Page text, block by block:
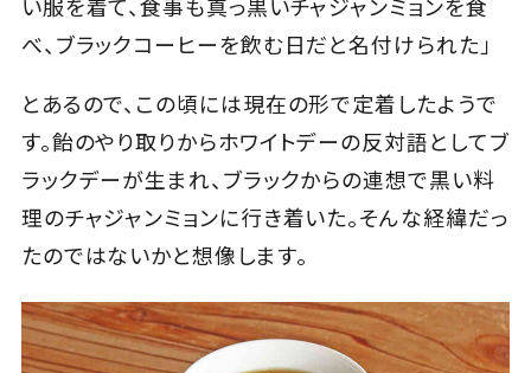
い服を着て、食事も真っ黒いチャジャンミョンを食
べ、ブラックコーヒーを飲む日だと名付けられた」
とあるので、この頃には現在の形で定着したようで
す。飴のやり取りからホワイトデーの反対語としてブ
ラックデーが生まれ、ブラックからの連想で黒い料
理のチャジャンミョンに行き着いた。そんな経緯だっ
たのではないかと想像します。